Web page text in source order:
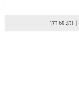
| זמן: 60 דק’